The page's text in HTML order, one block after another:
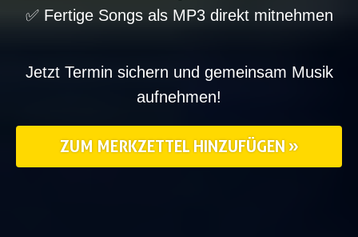
✅ Fertige Songs als MP3 direkt mitnehmen
Jetzt Termin sichern und gemeinsam Musik
aufnehmen!
ZUM MERKZETTEL HINZUFÜGEN »